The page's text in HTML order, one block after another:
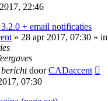
22:46
+ email notificaties
» 28 apr 2017, 07:30 » in
berichtdoorCADaccent
07:30